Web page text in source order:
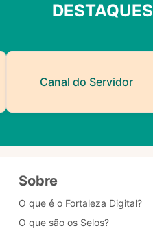
DESTAQUES
Canal do Servidor
Sobre
O que é o Fortaleza Digital?
O que são os Selos?